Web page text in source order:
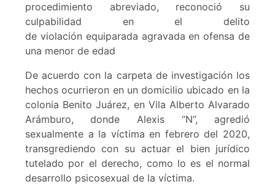
procedimiento abreviado, reconoció su
culpabilidad en el delito
de violación equiparada agravada en ofensa de
una menor de edad
De acuerdo con la carpeta de investigación los
hechos ocurrieron en un domicilio ubicado en la
colonia Benito Juárez, en Vila Alberto Alvarado
Arámburo, donde Alexis “N”, agredió
sexualmente a la víctima en febrero del 2020,
transgrediendo con su actuar el bien jurídico
tutelado por el derecho, como lo es el normal
desarrollo psicosexual de la víctima.